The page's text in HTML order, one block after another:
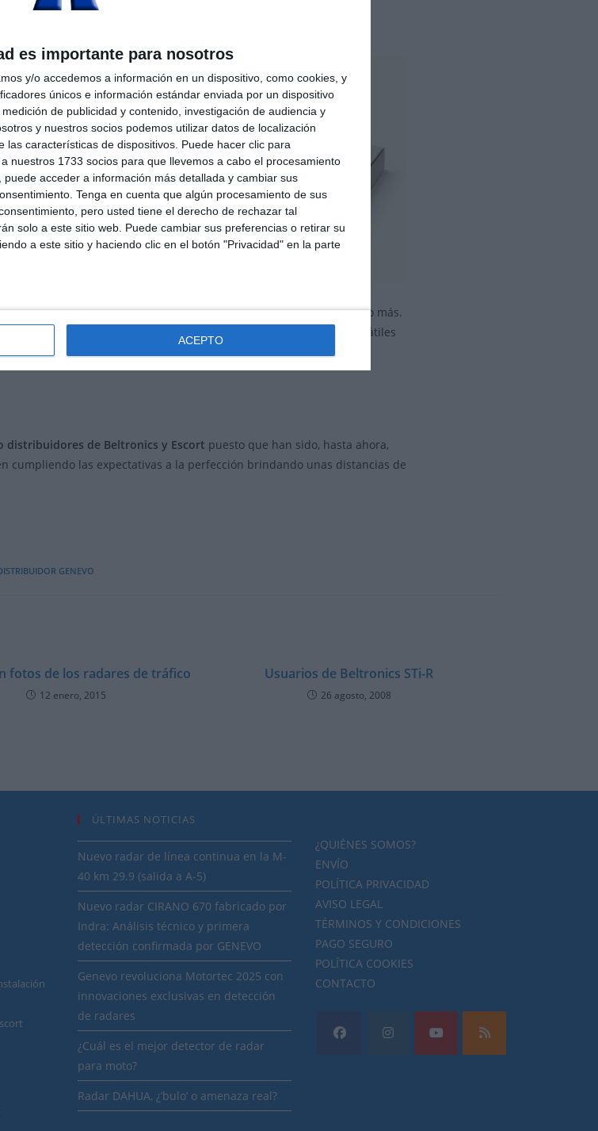
es importante para nosotros
y/o accedemos a información en un dispositivo, como cookies, y
únicos e información estándar enviada por un dispositivo
de publicidad y contenido, investigación de audiencia y
y nuestros socios podemos utilizar datos de localización
las características de dispositivos. Puede hacer clic para
nuestros 1733 socios para que llevemos a cabo el procesamiento
acceder a información más detallada y cambiar sus
Tenga en cuenta que algún procesamiento de sus
pero usted tiene el derecho de rechazar tal
solo a este sitio web. Puede cambiar sus preferencias o retirar su
a este sitio y haciendo clic en el botón "Privacidad" en la parte
ACEPTO
y MultaradarCD, MultaradarCT y Gatsohabrá que esperar un poco más.
de desarrollar el hardware y el software tanto de las versiones portátiles
están dando muy buenos resultados tanto en España como en
distribuidores de Beltronics y Escort puesto que han sido, hasta ahora,
cumpliendo las expectativas a la perfección brindando unas distancias de
GENEVO
fotos de los radares de tráfico
12 enero, 2015
Usuarios de Beltronics STi-R
26 agosto, 2008
ÚLTIMAS NOTICIAS
Nuevo radar de línea continua en la M-
40 km 29.9 (salida a A-5)
Nuevo radar CIRANO 670 fabricado por
Indra: Análisis técnico y primera
detección confirmada por GENEVO
Genevo revoluciona Motortec 2025 con
innovaciones exclusivas en detección
de radares
¿Cuál es el mejor detector de radar
para moto?
Radar DAHUA, ¿’bulo’ o amenaza real?
¿QUIÉNES SOMOS?
ENVÍO
POLÍTICA PRIVACIDAD
AVISO LEGAL
TÉRMINOS Y CONDICIONES
PAGO SEGURO
POLÍTICA COOKIES
CONTACTO